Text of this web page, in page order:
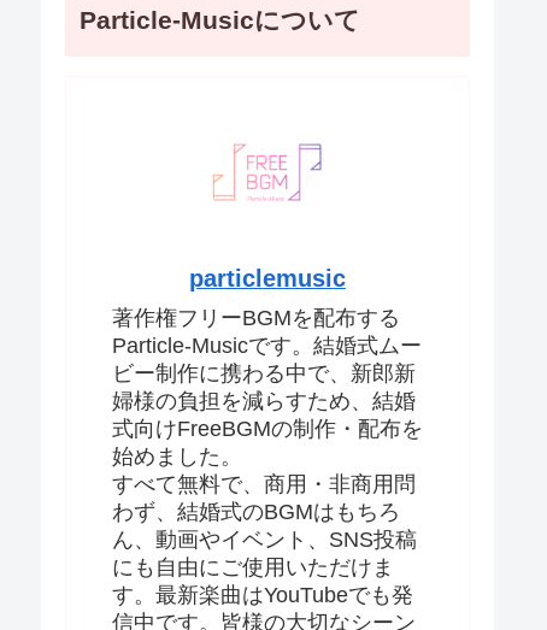
Particle-Musicについて
particlemusic
著作権フリーBGMを配布する
Particle-Musicです。結婚式ムー
ビー制作に携わる中で、新郎新
婦様の負担を減らすため、結婚
式向けFreeBGMの制作・配布を
始めました。
すべて無料で、商用・非商用問
わず、結婚式のBGMはもちろ
ん、動画やイベント、SNS投稿
にも自由にご使用いただけま
す。最新楽曲はYouTubeでも発
信中です。皆様の大切なシーン